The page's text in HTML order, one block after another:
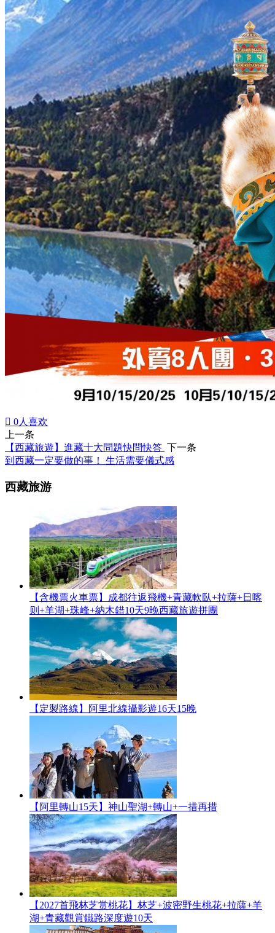
 0人喜欢
上一条
【西藏旅遊】進藏十大問題快問快答 下一条
到西藏一定要做的事！ 生活需要儀式感
西藏旅游
【含機票火車票】成都往返飛機+青藏軟臥+拉薩+日喀
则+羊湖+珠峰+納木錯10天9晚西藏旅遊拼團
【定製路線】阿里北線攝影遊16天15晚
【阿里轉山15天】神山聖湖+轉山+一措再措
【2027首飛林芝赏桃花】林芝+波密野生桃花+拉薩+羊
湖+青藏觀賞鐵路深度遊10天